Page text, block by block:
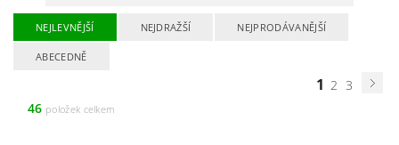
NEJLEVNĚJŠÍ NEJDRAŽŠÍ NEJPRODÁVANĚJŠÍ
ABECEDNĚ
1 2 3
46 položek celkem